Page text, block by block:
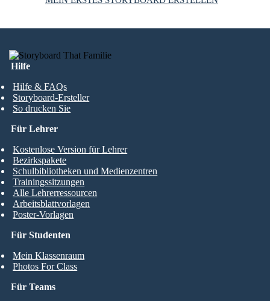
Hilfe
Hilfe & FAQs
Storyboard-Ersteller
So drucken Sie
Für Studenten
Mein Klassenraum
Photos For Class
Für Lehrer
Kostenlose Version für Lehrer
Bezirkspakete
Schulbibliotheken und Medienzentren
Trainingssitzungen
Alle Lehrerressourcen
Arbeitsblattvorlagen
Poster-Vorlagen
Für Teams